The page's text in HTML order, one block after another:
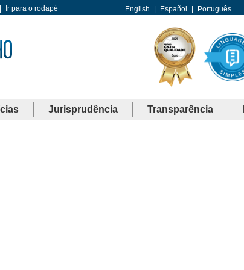
Ir para o rodapé English Español Português
Jurisprudência Transparência